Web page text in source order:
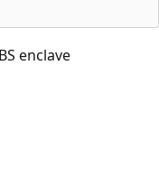
enclave